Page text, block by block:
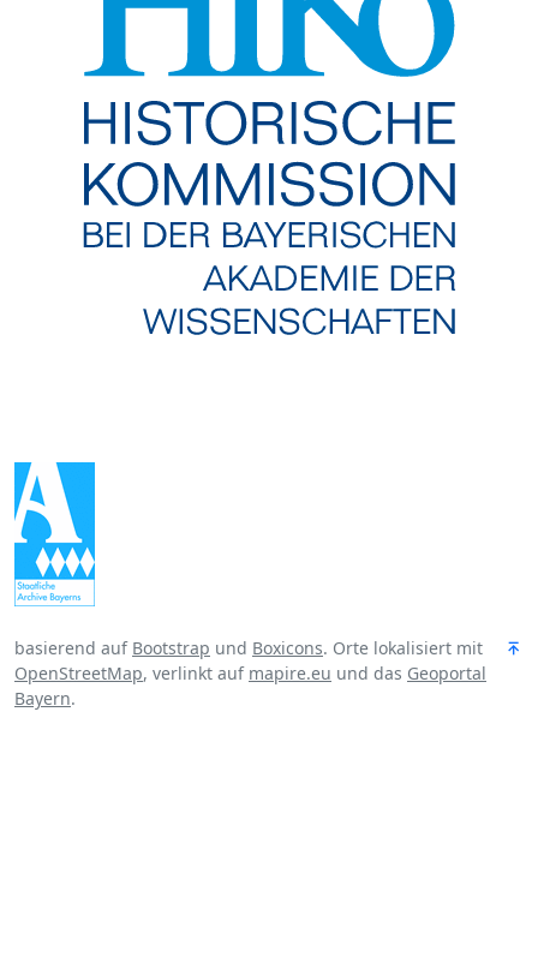
basierend auf Bootstrap und Boxicons. Orte lokalisiert mit
OpenStreetMap, verlinkt auf mapire.eu und das Geoportal
Bayern.